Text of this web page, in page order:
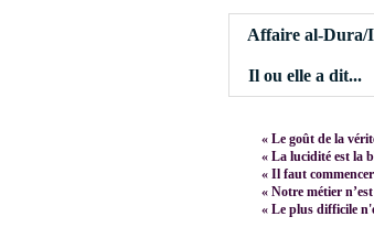
Affaire al-Dura/
Il ou elle a dit...
« Le goût de la
« La lucidité est la
« Il faut
« Notre métier
« Le plus difficile